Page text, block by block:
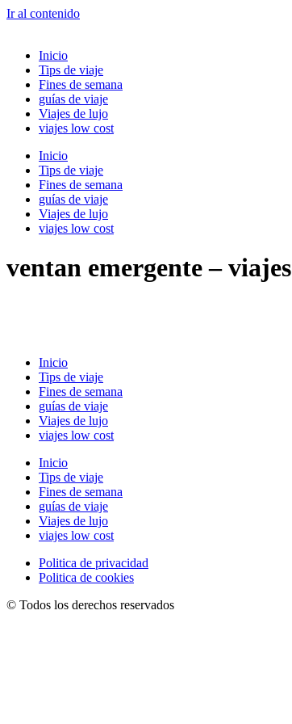
Ir al contenido
Inicio
Tips de viaje
Fines de semana
guías de viaje
Viajes de lujo
viajes low cost
Inicio
Tips de viaje
Fines de semana
guías de viaje
Viajes de lujo
viajes low cost
ventan emergente – viajes
Inicio
Tips de viaje
Fines de semana
guías de viaje
Viajes de lujo
viajes low cost
Inicio
Tips de viaje
Fines de semana
guías de viaje
Viajes de lujo
viajes low cost
Politica de privacidad
Politica de cookies
© Todos los derechos reservados